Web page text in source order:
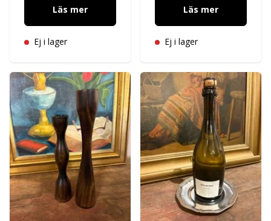
Läs mer
Ej i lager
Läs mer
Ej i lager